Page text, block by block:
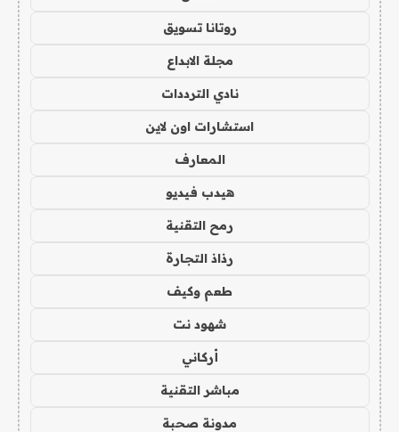
روتانا تسويق
مجلة الابداع
نادي الترددات
استشارات اون لاين
المعارف
هيدب فيديو
رمح التقنية
رذاذ التجارة
طعم وكيف
شهود نت
أركاني
مباشر التقنية
مدونة صحبة